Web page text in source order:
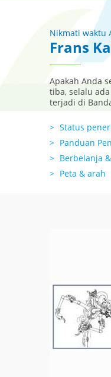
Nikmati waktu
Frans
Apakah Anda
tiba, selalu
terjadi di
Status
Panduan
Berbelanja
Peta & arah